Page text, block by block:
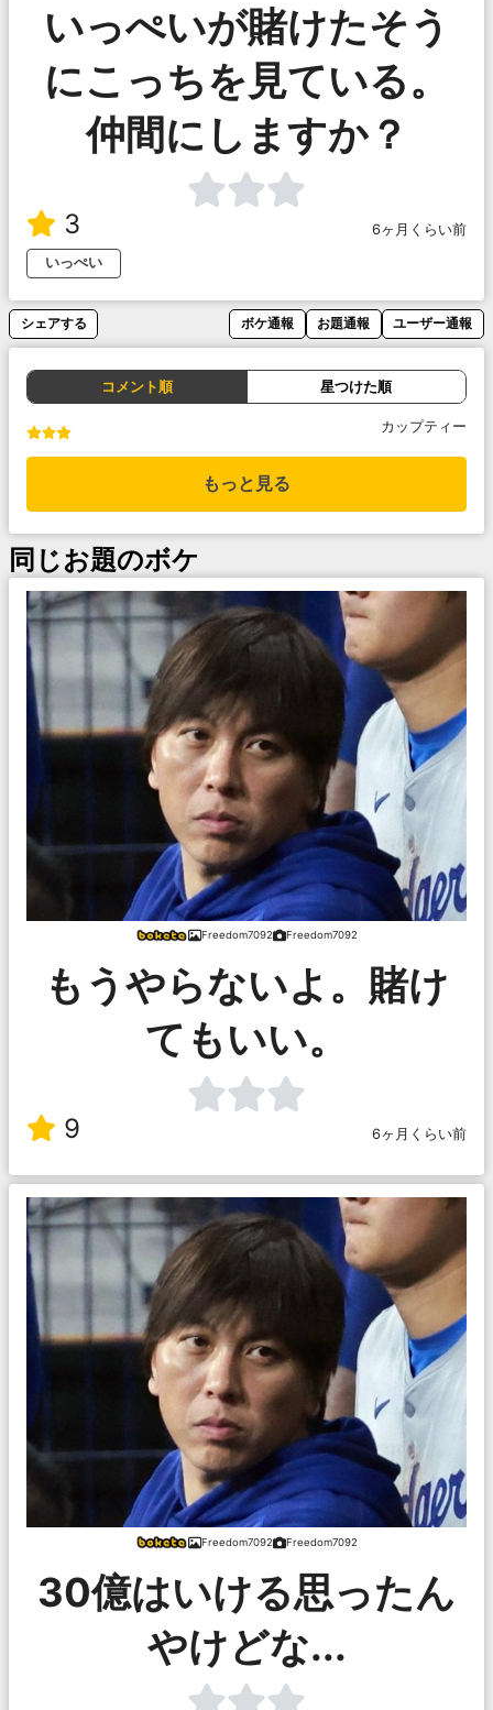
いっぺいが賭けたそう
にこっちを見ている。
仲間にしますか？
3
6ヶ月くらい前
いっぺい
シェアする ボケ通報 お題通報 ユーザー通報
コメント順 星つけた順
カップティー
もっと見る
同じお題のボケ
Freedom7092 Freedom7092
もうやらないよ。賭け
てもいい。
9 6ヶ月くらい前
Freedom7092 Freedom7092
30億はいける思ったん
やけどな...